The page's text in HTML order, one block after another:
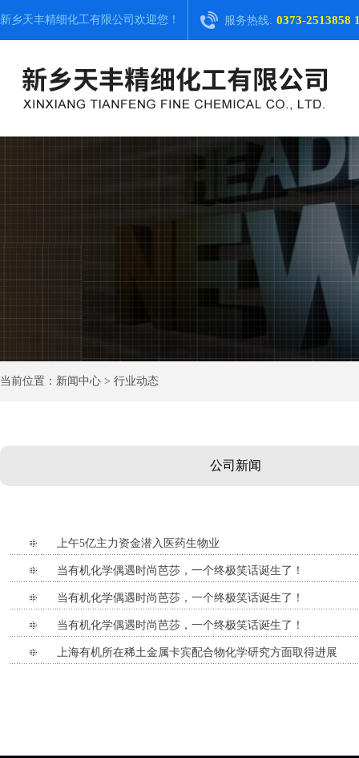
新乡天丰精细化工有限公司 欢迎您！ 服务热线: 0373-2513858
当前位置：新闻中心 > 行业动态
公司新闻
上午5亿主力资金潜入医药生物业
当有机化学偶遇时尚芭莎，一个终极笑话诞生了！
当有机化学偶遇时尚芭莎，一个终极笑话诞生了！
当有机化学偶遇时尚芭莎，一个终极笑话诞生了！
上海有机所在稀土金属卡宾配合物化学研究方面取得进展